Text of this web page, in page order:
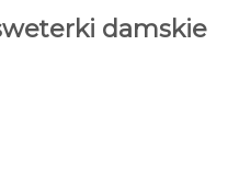
damskie